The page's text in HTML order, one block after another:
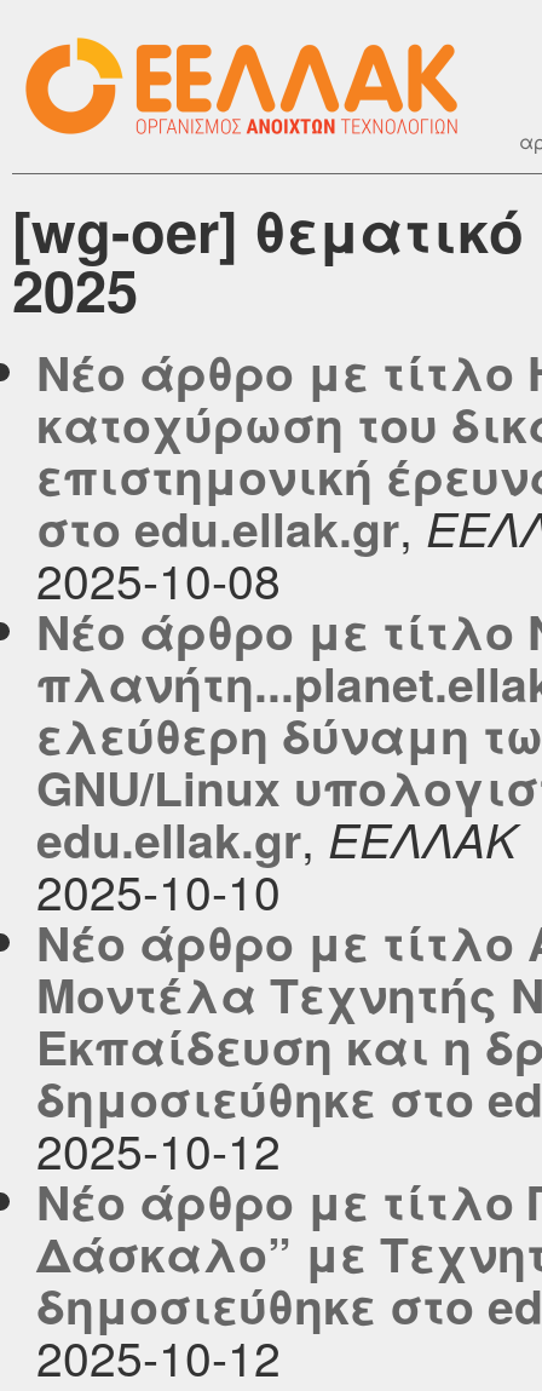
[wg-oer]
2025
Νέο άρθρο με
κατοχύρωση του
επιστημονική
στο edu.ellak.gr,
2025-10-08
Νέο άρθρο με
ελεύθερη δύναμη
GNU/Linux
edu.ellak.gr, ΕΕΛΛΑΚ
2025-10-10
Νέο άρθρο με τίτλο
Μοντέλα Τεχνητής
Εκπαίδευση και η
δημοσιεύθηκε στο
2025-10-12
Νέο άρθρο με
Δάσκαλο” με
δημοσιεύθηκε στο
2025-10-12